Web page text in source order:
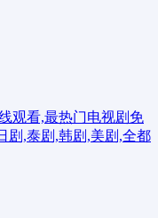
观看,最热门电视剧免
剧,泰剧,韩剧,美剧,全都